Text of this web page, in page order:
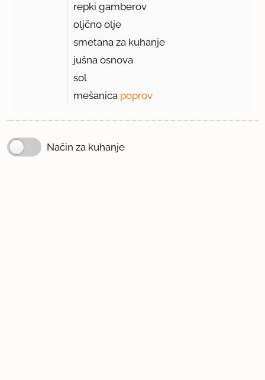
repki gamberov
oljčno olje
smetana za kuhanje
jušna osnova
sol
mešanica poprov
Način za kuhanje